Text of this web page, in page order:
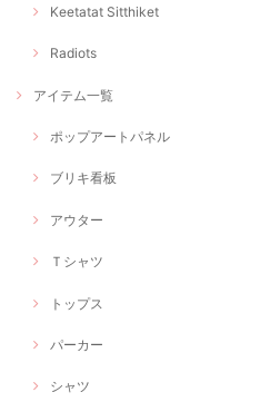
Keetatat Sitthiket
Radiots
アイテム一覧
ポップアートパネル
ブリキ看板
アウター
Ｔシャツ
トップス
パーカー
シャツ